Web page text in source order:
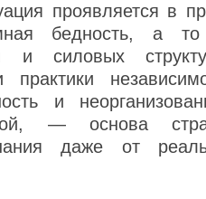
проявляется в
бедность, а
и силовых
практики
и
— основа
даже от